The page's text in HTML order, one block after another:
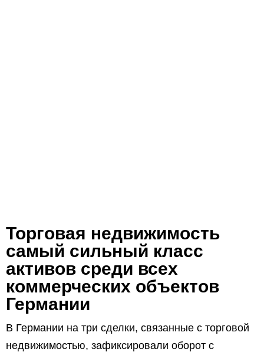
Торговая недвижимость
самый сильный класс
активов среди всех
коммерческих объектов
Германии
В Германии на три сделки, связанные с торговой
недвижимостью, зафиксировали оборот с